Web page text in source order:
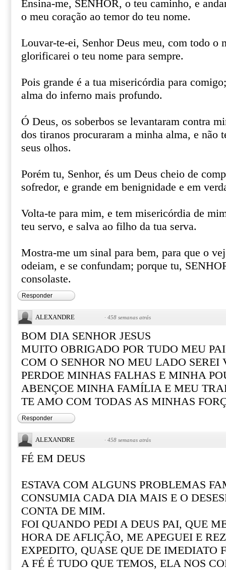
Ensina-me, SENHOR, o teu caminho, e
o meu coração ao temor do teu nome.
Louvar-te-ei, Senhor Deus meu, com todo o
glorificarei o teu nome para sempre.
Pois grande é a tua misericórdia para
alma do inferno mais profundo.
Ó Deus, os soberbos se levantaram contra
dos tiranos procuraram a minha alma, e não
seus olhos.
Porém tu, Senhor, és um Deus cheio de
sofredor, e grande em benignidade e em
Volta-te para mim, e tem misericórdia de
teu servo, e salva ao filho da tua serva.
Mostra-me um sinal para bem, para que o
odeiam, e se confundam; porque tu,
consolaste.
Responder
ALEXANDRE · 458 semanas atrás
BOM DIA SENHOR JESUS
MUITO OBRIGADO POR TUDO MEU PAI
COM O SENHOR NO MEU LADO SEREI
PERDOE MINHAS FALHAS E MINHA
ABENÇOE MINHA FAMÍLIA E MEU
TE AMO COM TODAS AS MINHAS
Responder
ALEXANDRE · 458 semanas atrás
FÉ EM DEUS
ESTAVA COM ALGUNS PROBLEMAS
CONSUMIA CADA DIA MAIS E O
CONTA DE MIM.
FOI QUANDO PEDI A DEUS PAI, QUE
HORA DE AFLIÇÃO, ME APEGUEI E
EXPEDITO, QUASE QUE DE IMEDIATO
A FÉ É TUDO QUE TEMOS, ELA NOS